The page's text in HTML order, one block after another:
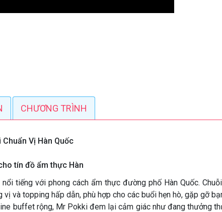
CHƯƠNG TRÌNH
Vị Hàn Quốc
tín đồ ẩm thực Hàn
nổi tiếng với phong cách ẩm thực đường phố Hàn Quốc.
vị và topping hấp dẫn, phù hợp cho các buổi hẹn hò, gặp gỡ
buffet rộng, Mr Pokki đem lại cảm giác như đang thưởng